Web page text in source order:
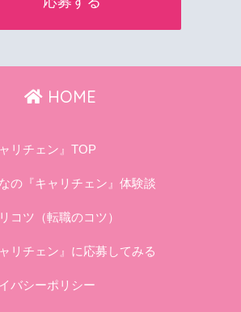
HOME
ャリチェン』TOP
の『キャリチェン』体験談
コツ（転職のコツ）
ャリチェン』に応募してみる
バシーポリシー